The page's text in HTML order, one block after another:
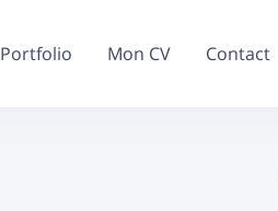
Portfolio Mon CV Contact